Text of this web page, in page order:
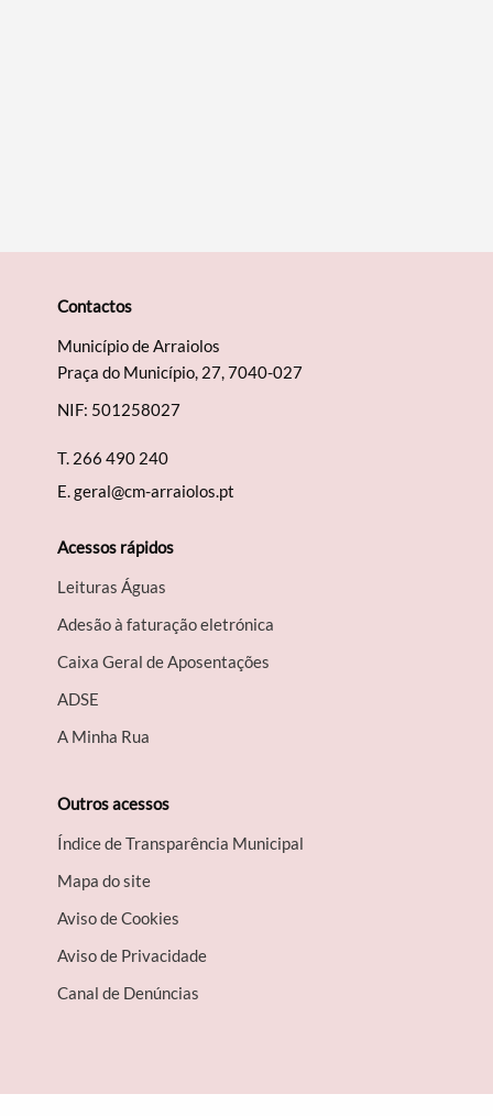
Contactos
Município de Arraiolos
Praça do Município, 27, 7040-027
NIF: 501258027
T. 266 490 240
E.geral@cm-arraiolos.pt
Acessos rápidos
Leituras Águas
Adesão à faturação eletrónica
Caixa Geral de Aposentações
A​DSE
A Minha Rua
Outros acessos
Índice de Transparência Municipal
Mapa do site
Aviso de Cookies
Aviso de Privacidade
Canal de Denúncias